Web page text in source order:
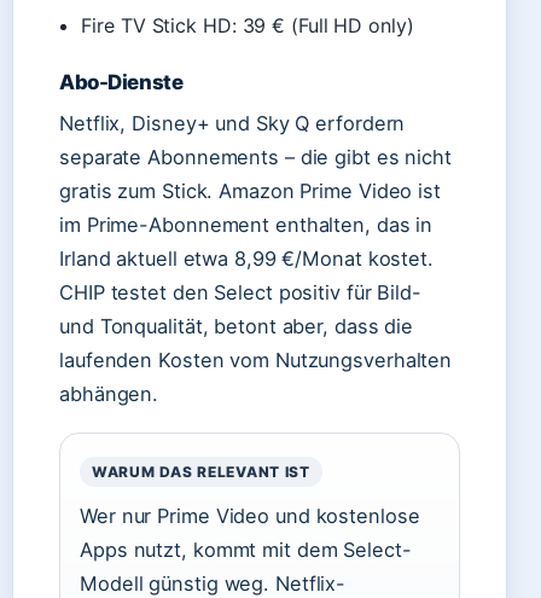
Fire TV Stick HD: 39 € (Full HD only)
Abo-Dienste
Netflix, Disney+ und Sky Q erfordern
separate Abonnements – die gibt es nicht
gratis zum Stick. Amazon Prime Video ist
im Prime-Abonnement enthalten, das in
Irland aktuell etwa 8,99 €/Monat kostet.
CHIP testet den Select positiv für Bild-
und Tonqualität, betont aber, dass die
laufenden Kosten vom Nutzungsverhalten
abhängen.
WARUM DAS RELEVANT IST
Wer nur Prime Video und kostenlose
Apps nutzt, kommt mit dem Select-
Modell günstig weg. Netflix-